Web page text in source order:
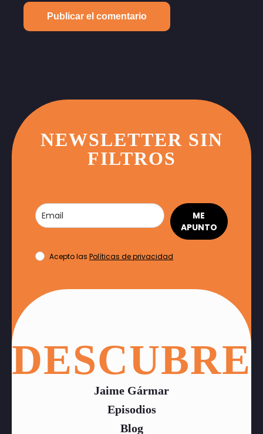
NEWSLETTER SIN
FILTROS
ME
APUNTO
Acepto las Políticas de privacidad
DESCUBRE
Jaime Gármar
Episodios
Blog